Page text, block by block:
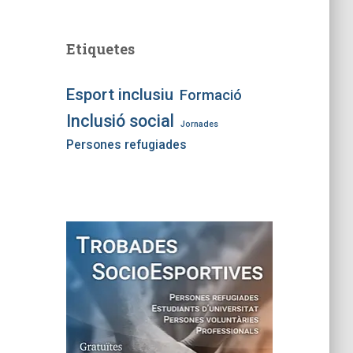
Etiquetes
Esport inclusiu Formació
Inclusió social Jornades
Persones refugiades